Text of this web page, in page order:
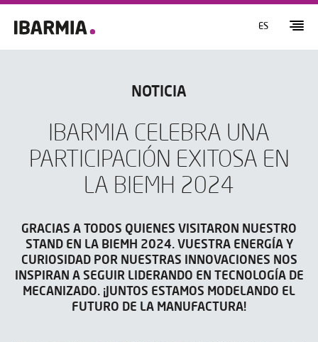
ES
NOTICIA
IBARMIA CELEBRA UNA
PARTICIPACIÓN EXITOSA EN
LA BIEMH 2024
GRACIAS A TODOS QUIENES VISITARON NUESTRO
STAND EN LA BIEMH 2024. VUESTRA ENERGÍA Y
CURIOSIDAD POR NUESTRAS INNOVACIONES NOS
INSPIRAN A SEGUIR LIDERANDO EN TECNOLOGÍA DE
MECANIZADO. ¡JUNTOS ESTAMOS MODELANDO EL
FUTURO DE LA MANUFACTURA!